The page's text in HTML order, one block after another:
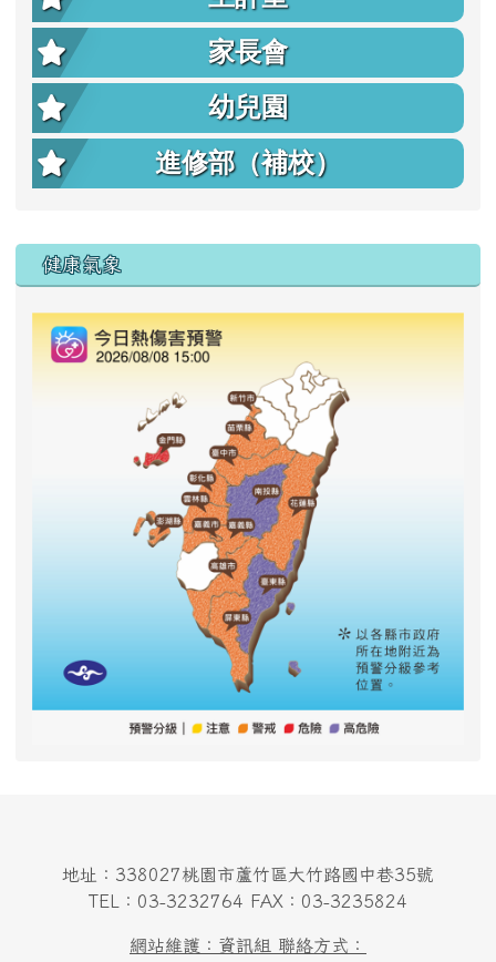
家長會
幼兒園
進修部（補校）
右邊區域內容
健康氣象
地址：338027桃園市蘆竹區大竹路國中巷35號
TEL：03-3232764 FAX：03-3235824
網站維護：資訊組 聯絡方式：